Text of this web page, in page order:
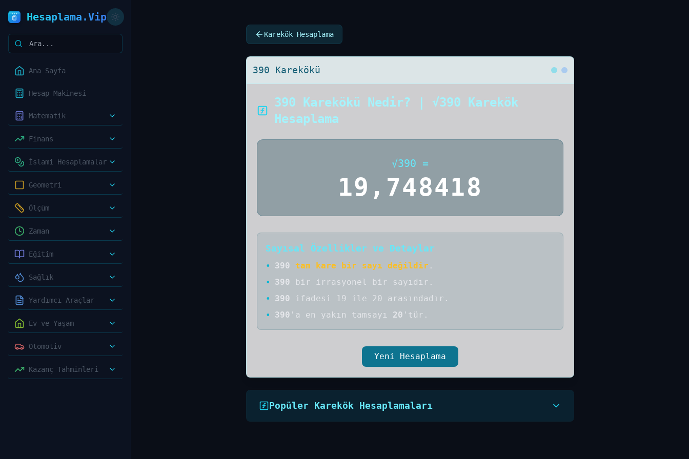
Hesaplama.Vip
Ana Sayfa
Hesap Makinesi
Matematik
Finans
İslami Hesaplamalar
Geometri
Ölçüm
Zaman
Eğitim
Sağlık
Yardımcı Araçlar
Ev ve Yaşam
Otomotiv
Kazanç Tahminleri
Karekök Hesaplama
390 Karekökü
390 Karekökü Nedir? | √390 Karekök
Hesaplama
√390 =
19,748418
Sayısal Özellikler ve Detaylar
• 390 tam kare bir sayı değildir .
•
390 bir irrasyonel bir sayıdır .
•
390
ifadesi 19 ile 20 arasındadır.
•
390 'a en yakın tamsayı 20 'tür.
Yeni Hesaplama
Popüler Karekök Hesaplamaları